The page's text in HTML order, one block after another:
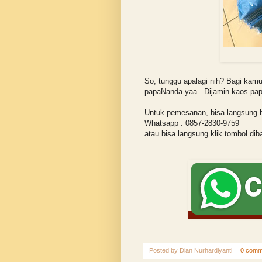
So, tunggu apalagi nih? Bagi
papaNanda yaa.. Dijamin kaos
Untuk pemesanan, bisa langsung
Whatsapp : 0857-2830-9759
atau bisa langsung klik tombol
Posted by Dian Nurhardiyanti 0